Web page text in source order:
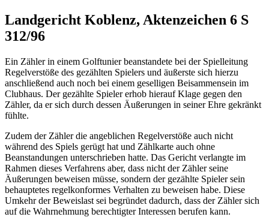
Landgericht Koblenz, Aktenzeichen 6 S
312/96
Ein Zähler in einem Golftunier beanstandete bei der Spielleitung
Regelverstöße des gezählten Spielers und äußerste sich hierzu
anschließend auch noch bei einem geselligen Beisammensein im
Clubhaus. Der gezählte Spieler erhob hierauf Klage gegen den
Zähler, da er sich durch dessen Äußerungen in seiner Ehre gekränkt
fühlte.
Zudem der Zähler die angeblichen Regelverstöße auch nicht
während des Spiels gerügt hat und Zählkarte auch ohne
Beanstandungen unterschrieben hatte. Das Gericht verlangte im
Rahmen dieses Verfahrens aber, dass nicht der Zähler seine
Äußerungen beweisen müsse, sondern der gezählte Spieler sein
behauptetes regelkonformes Verhalten zu beweisen habe. Diese
Umkehr der Beweislast sei begründet dadurch, dass der Zähler sich
auf die Wahrnehmung berechtigter Interessen berufen kann.